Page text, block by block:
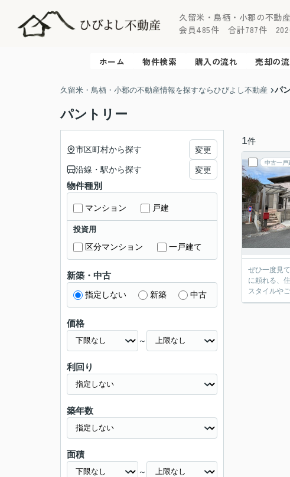
久留米・鳥栖・小郡の不動
会員485件 合計787件
ホーム 物件検索 購入の流れ 売却の
久留米・鳥栖・小郡の不動産情報を探すならひびよし不動産 パ
パントリー
1件
中古一戸
ぜひ一度見
に頼れる、
スタイルや
市区町村から探す 変更
沿線・駅から探す 変更
物件種別
マンション 戸建
投資用
区分マンション 一戸建て
新築・中古
指定しない 新築 中古
価格
～
利回り
築年数
面積
～